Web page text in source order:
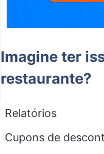
Imagine ter
restaurante?
Relatórios
Cupons de